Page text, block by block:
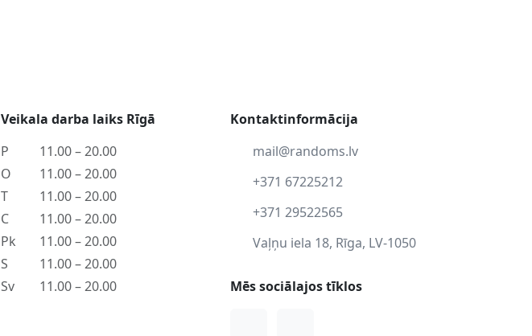
Veikala darba laiks Rīgā
P
11.00 – 20.00
O
11.00 – 20.00
T
11.00 – 20.00
C
11.00 – 20.00
Pk
11.00 – 20.00
S
11.00 – 20.00
Sv
11.00 – 20.00
Kontaktinformācija
mail@randoms.lv
+371 67225212
+371 29522565
Vaļņu iela 18, Rīga, LV-1050
Mēs sociālajos tīklos